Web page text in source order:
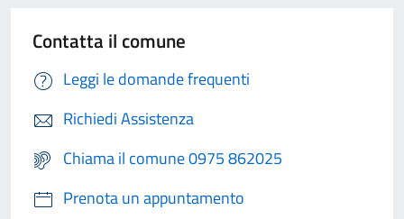
Contatta il comune
Leggi le domande frequenti
Richiedi Assistenza
Chiama il comune 0975 862025
Prenota un appuntamento